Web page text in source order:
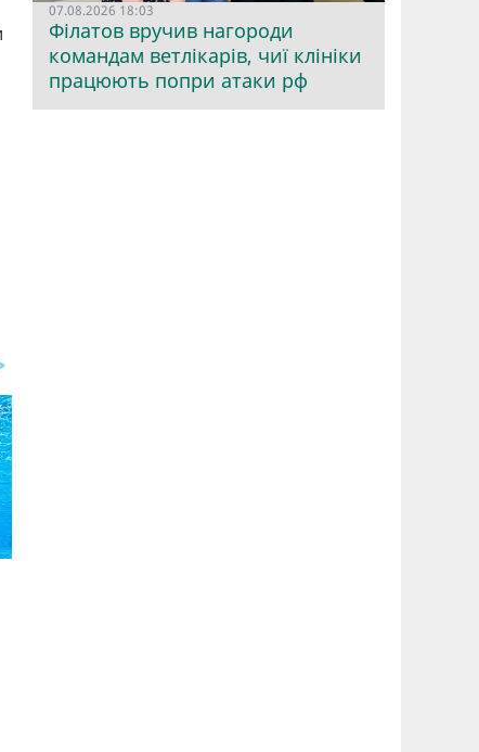
07.08.2026 18:03
Філатов вручив нагороди
командам ветлікарів, чиї клініки
працюють попри атаки рф